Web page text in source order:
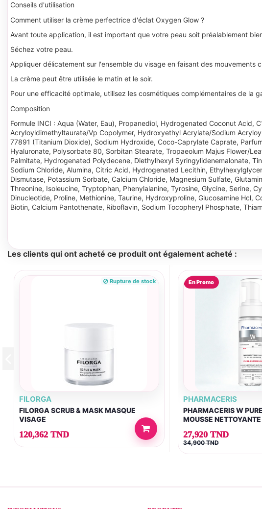
Conseils d'utilisation
Comment utiliser la crème perfectrice d'éclat Oxygen Glow ?
Avant toute application, il est important que votre peau soit préalablement
Séchez votre peau.
Appliquer délicatement sur l'ensemble du visage en faisant des
La crème peut être utilisée le matin et le soir.
Pour une efficacité optimale, utilisez les cosmétiques complémentaires de la
Composition
Formule INCI : Aqua (Water, Eau), Propanediol, Hydrogenated Coconut Acid,
Acryloyldimethyltaurate/Vp Copolymer, Hydroxyethyl Acrylate/Sodium
77891 (Titanium Dioxide), Sodium Hydroxide, Coco-Caprylate Caprate,
Hyaluronate, Polysorbate 80, Sorbitan Stearate, Tropaeolum Majus Flower/
Palmitate, Hydrogenated Polydecene, Diethylhexyl Syringylidenemalonate,
Sodium Chloride, Alumina, Citric Acid, Hydrogenated Lecithin,
Dismutase, Potassium Sorbate, Calcium Chloride, Magnesium Sulfate,
Threonine, Isoleucine, Tryptophan, Phenylalanine, Tyrosine, Glycine, Serine,
Dinucleotide, Proline, Methionine, Taurine, Hydroxyproline, Glucosamine Hcl,
Biotin, Calcium Pantothenate, Riboflavin, Sodium Tocopheryl Phosphate,
Les clients qui ont acheté ce produit ont également acheté :
Rupture de stock
FILORGA
FILORGA SCRUB & MASK MASQUE
VISAGE
120,362 TND
En Promo
PHARMACERIS
PHARMACERIS W
MOUSSE
27,920 TND
34,900 TND